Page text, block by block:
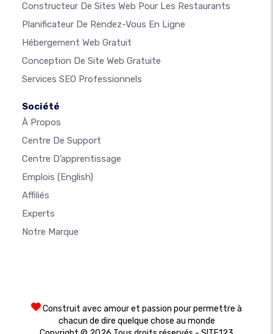
Constructeur De Sites Web Pour Les Restaurants
Planificateur De Rendez-Vous En Ligne
Hébergement Web Gratuit
Conception De Site Web Gratuite
Services SEO Professionnels
Société
À Propos
Centre De Support
Centre D’apprentissage
Emplois (English)
Affiliés
Experts
Notre Marque
Construit avec amour et passion pour permettre à
chacun de dire quelque chose au monde